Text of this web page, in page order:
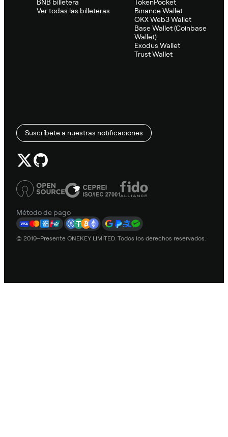
BNB billetera
Ver todas las billeteras
TokenPocket
Binance Wallet
OKX Web3 Wallet
Base Wallet (Coinbase
Wallet)
Exodus Wallet
Trust Wallet
Suscríbete a nuestras notificaciones
Método de pago
© 2019–Presente ONEKEY LIMITED. Todos los derechos reservados.